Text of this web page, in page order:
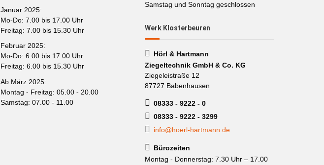
Januar 2025:
Mo-Do: 7.00 bis 17.00 Uhr
Freitag: 7.00 bis 15.30 Uhr
Februar 2025:
Mo-Do: 6.00 bis 17.00 Uhr
Freitag: 6.00 bis 15.30 Uhr
Ab März 2025:
Montag - Freitag: 05.00 - 20.00
Samstag: 07.00 - 11.00
Samstag und Sonntag geschlossen
Werk Klosterbeuren
Hörl & Hartmann
Ziegeltechnik GmbH & Co. KG
Ziegeleistraße 12
87727 Babenhausen
08333 - 9222 - 0
08333 - 9222 - 3299
info@hoerl-hartmann.de
Bürozeiten
Montag - Donnerstag: 7.30 Uhr – 17.00